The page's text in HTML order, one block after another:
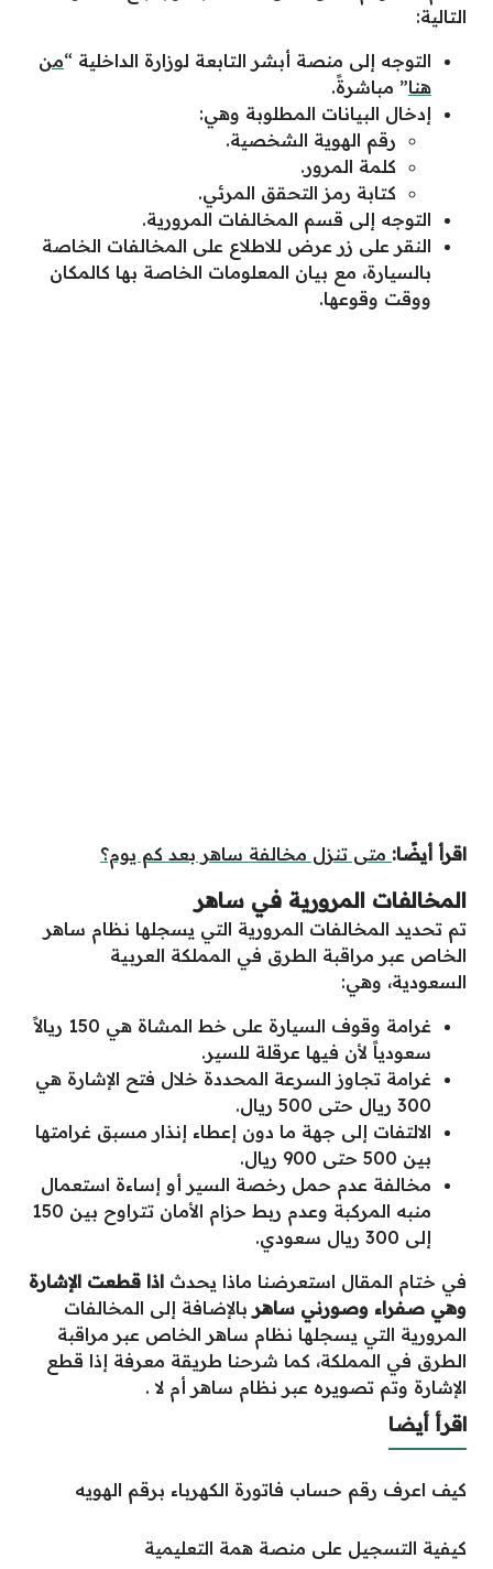
التالية:
التوجه إلى منصة أبشر التابعة لوزارة الداخلية “من
هنا” مباشرةً.
إدخال البيانات المطلوبة وهي:
رقم الهوية الشخصية.
كلمة المرور.
كتابة رمز التحقق المرئي.
التوجه إلى قسم المخالفات المرورية.
النقر على زر عرض للاطلاع على المخالفات الخاصة
بالسيارة، مع بيان المعلومات الخاصة بها كالمكان
ووقت وقوعها.
اقرأ أيضًا: متى تنزل مخالفة ساهر بعد كم يوم؟
المخالفات المرورية في ساهر
تم تحديد المخالفات المرورية التي يسجلها نظام ساهر
الخاص عبر مراقبة الطرق في المملكة العربية
السعودية، وهي:
غرامة وقوف السيارة على خط المشاة هي 150 ريالاً
سعودياً لأن فيها عرقلة للسير.
غرامة تجاوز السرعة المحددة خلال فتح الإشارة هي
300 ريال حتى 500 ريال.
الالتفات إلى جهة ما دون إعطاء إنذار مسبق غرامتها
بين 500 حتى 900 ريال.
مخالفة عدم حمل رخصة السير أو إساءة استعمال
منبه المركبة وعدم ربط حزام الأمان تتراوح بين 150
إلى 300 ريال سعودي.
في ختام المقال استعرضنا ماذا يحدث اذا قطعت الإشارة
وهي صفراء وصورني ساهر بالإضافة إلى المخالفات
المرورية التي يسجلها نظام ساهر الخاص عبر مراقبة
الطرق في المملكة، كما شرحنا طريقة معرفة إذا قطع
الإشارة وتم تصويره عبر نظام ساهر أم لا .
اقرأ أيضا
كيف اعرف رقم حساب فاتورة الكهرباء برقم الهويه
كيفية التسجيل على منصة همة التعليمية